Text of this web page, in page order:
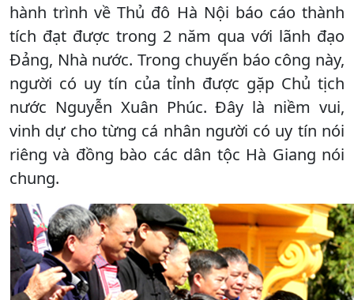
hành trình về Thủ đô Hà Nội báo cáo thành
tích đạt được trong 2 năm qua với lãnh đạo
Đảng, Nhà nước. Trong chuyến báo công này,
người có uy tín của tỉnh được gặp Chủ tịch
nước Nguyễn Xuân Phúc. Đây là niềm vui,
vinh dự cho từng cá nhân người có uy tín nói
riêng và đồng bào các dân tộc Hà Giang nói
chung.